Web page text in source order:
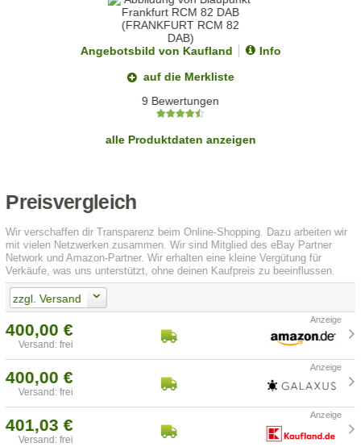
Angebotsbild von Kaufland
Info
auf die Merkliste
9 Bewertungen
alle Produktdaten anzeigen
Preisvergleich
Wir verschaffen dir Transparenz beim Online-Shopping. Dazu arbeiten wir
mit vielen Netzwerken zusammen. Wir sind Mitglied des eBay Partner
Network und Amazon-Partner. Wir erhalten eine kleine Vergütung für
Verkäufe, was uns unterstützt, ohne deinen Kaufpreis zu beeinflussen.
zzgl. Versand
400,00 €
Versand: frei
400,00 €
Versand: frei
401,03 €
Versand: frei